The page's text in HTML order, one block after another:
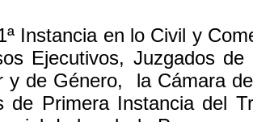
Instancia en lo Civil y
Ejecutivos, Juzgados
de Género, la Cámara
de Primera Instancia del